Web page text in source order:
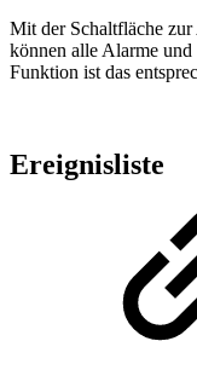
Mit der Schaltfläche
können alle Alarme
Funktion ist das
Ereignisliste